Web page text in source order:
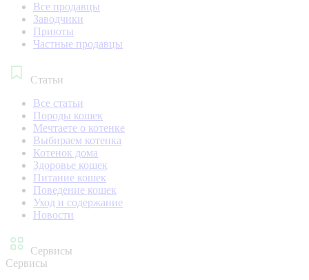
Все продавцы
Заводчики
Приюты
Частные продавцы
Статьи
Все статьи
Породы кошек
Мечтаете о котенке
Выбираем котенка
Котенок дома
Здоровье кошек
Питание кошек
Поведение кошек
Уход и содержание
Новости
Сервисы
Сервисы